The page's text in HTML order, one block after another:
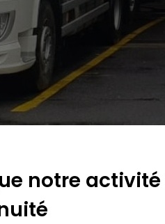
notre